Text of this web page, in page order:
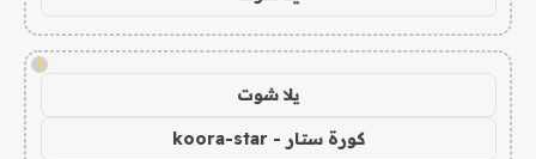
!
يلا شوت
كورة ستار - koora-star